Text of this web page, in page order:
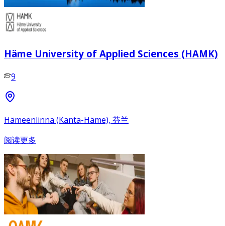
Häme University of Applied Sciences (HAMK)
9
Hämeenlinna (Kanta-Häme), 芬兰
阅读更多